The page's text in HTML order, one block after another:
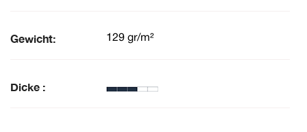
Gewicht: 129 gr/m²
Dicke :